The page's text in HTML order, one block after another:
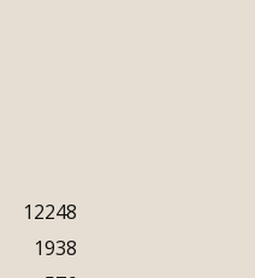
12248
1938